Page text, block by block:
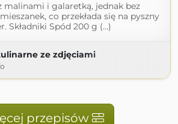
malinami i galaretką, jednak bez
co przekłada się na pyszny
Składniki Spód 200 g (...)
ze zdjęciami
przepisów